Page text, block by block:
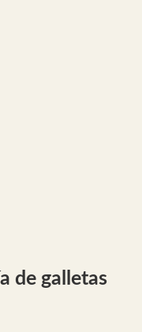
de galletas